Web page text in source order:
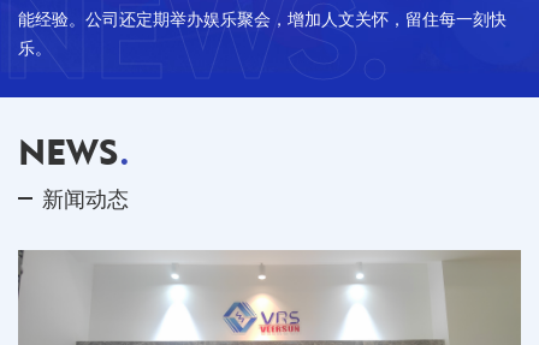
能经验。公司还定期举办娱乐聚会，增加人文关怀，留住每一刻快
乐。
NEWS.
NEWS.
新闻动态